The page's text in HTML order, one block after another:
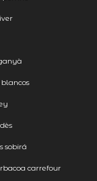
blancos
sobirá
carrefour